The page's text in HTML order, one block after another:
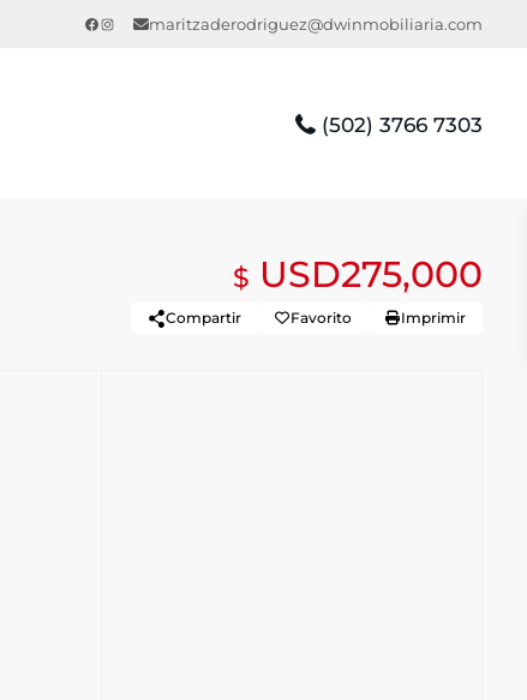
Facebook
Instagrammaritzaderodriguez@dwinmobiliaria.com
(502) 3766 7303
$ USD275,000
Compartir Favorito Imprimir